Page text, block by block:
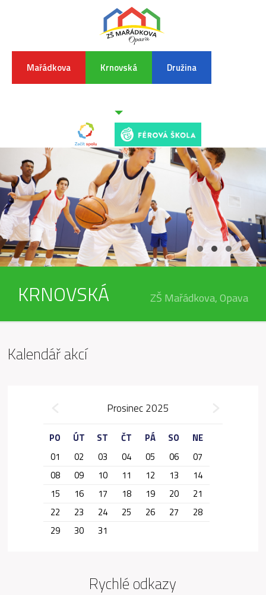
Mařádkova Krnovská Družina
KRNOVSKÁ ZŠ Mařádkova, Opava
Kalendář akcí
Prosinec 2025
PO ÚT ST ČT PÁ SO
NE
01
02 03 04 05 06
07
08
09 10 11 12 13
14
15
16 17 18 19 20
21
22
23 24 25 26 27
28
29
30 31
Rychlé odkazy